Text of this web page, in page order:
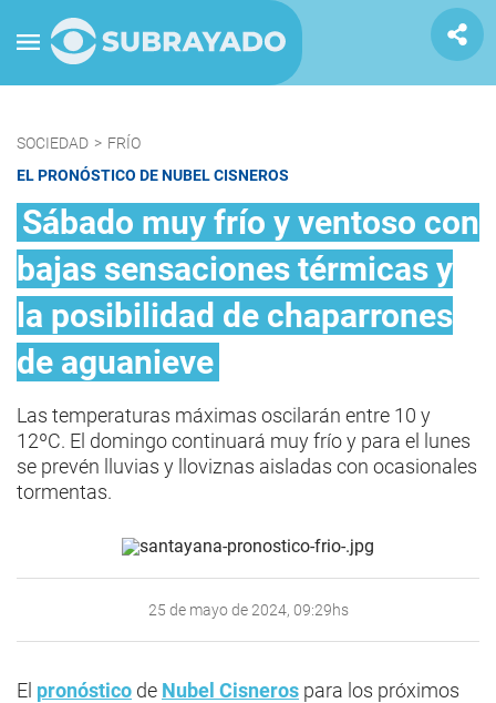
SOCIEDAD > FRÍO
EL PRONÓSTICO DE NUBEL CISNEROS
Sábado muy frío y ventoso con
bajas sensaciones térmicas y
la posibilidad de chaparrones
de aguanieve
Las temperaturas máximas oscilarán entre 10 y
12ºC. El domingo continuará muy frío y para el lunes
se prevén lluvias y lloviznas aisladas con ocasionales
tormentas.
25 de mayo de 2024, 09:29hs
El pronóstico de Nubel Cisneros para los próximos